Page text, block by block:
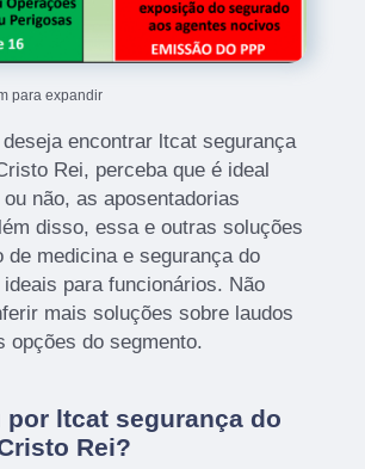
para expandir
encontrar ltcat segurança
Rei, perceba que é ideal
não, as aposentadorias
disso, essa e outras soluções
de medicina e segurança do
para funcionários. Não
mais soluções sobre laudos
opções do segmento.
por ltcat segurança do
Rei?